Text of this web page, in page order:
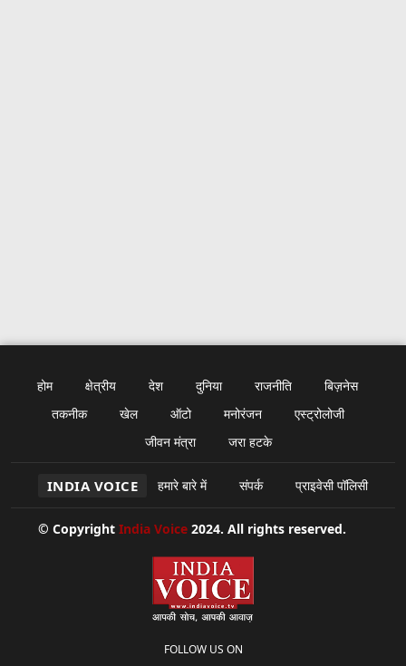
होम क्षेत्रीय देश दुनिया राजनीति
बिज़नेस
तकनीक
खेल ऑटो मनोरंजन
एस्ट्रोलोजी
जीवन मंत्रा
जरा हटके
INDIA VOICE हमारे बारे में संपर्क प्राइवेसी पॉलिसी
© Copyright India Voice 2024. All rights reserved.
FOLLOW US ON